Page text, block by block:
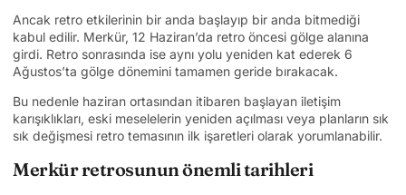
Ancak retro etkilerinin bir anda başlayıp bir anda bitmediği
kabul edilir. Merkür, 12 Haziran’da retro öncesi gölge alanına
girdi. Retro sonrasında ise aynı yolu yeniden kat ederek 6
Ağustos’ta gölge dönemini tamamen geride bırakacak.
Bu nedenle haziran ortasından itibaren başlayan iletişim
karışıklıkları, eski meselelerin yeniden açılması veya planların sık
sık değişmesi retro temasının ilk işaretleri olarak yorumlanabilir.
Merkür retrosunun önemli tarihleri